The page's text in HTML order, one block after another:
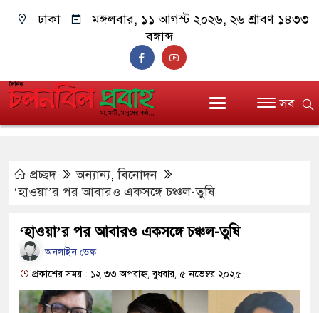
ঢাকা
মঙ্গলবার, ১১ আগস্ট ২০২৬, ২৬ শ্রাবণ ১৪৩৩
বঙ্গাব্দ
সব
প্রচ্ছদ অন্যান্য,বিনোদন
‘হাওয়া’র পর আবারও একসঙ্গে চঞ্চল-তুষি
‘হাওয়া’র পর আবারও একসঙ্গে চঞ্চল-তুষি
অনলাইন ডেস্ক
প্রকাশের সময় : ১২:৩৩ অপরাহ্ন, বুধবার, ৫ নভেম্বর ২০২৫